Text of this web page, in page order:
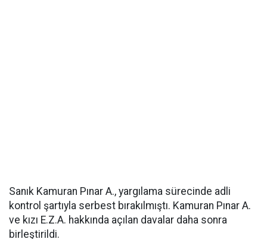
Sanık Kamuran Pınar A., yargılama sürecinde adli
kontrol şartıyla serbest bırakılmıştı. Kamuran Pınar A.
ve kızı E.Z.A. hakkında açılan davalar daha sonra
birleştirildi.